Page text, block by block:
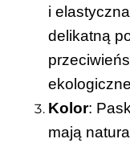
i
delikatną
Kolor:
mają